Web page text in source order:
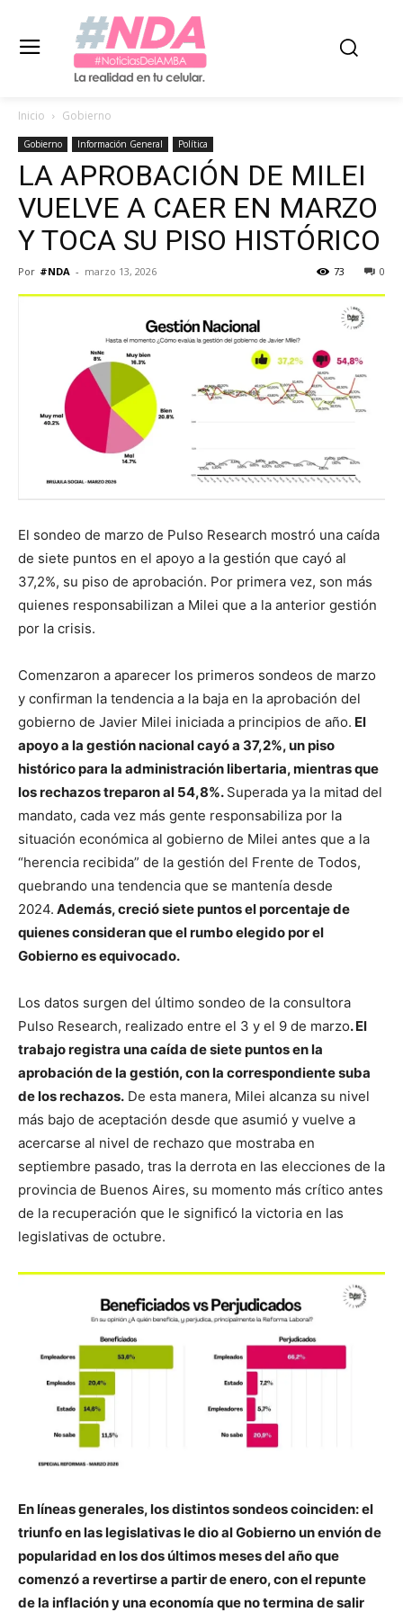
Inicio Gobierno
Gobierno Información General Política
LA APROBACIÓN DE MILEI
VUELVE A CAER EN MARZO
Y TOCA SU PISO HISTÓRICO
Por #NDA - marzo 13, 2026 0
73
El sondeo de marzo de Pulso Research mostró una caída
de siete puntos en el apoyo a la gestión que cayó al
37,2%, su piso de aprobación. Por primera vez, son más
quienes responsabilizan a Milei que a la anterior gestión
por la crisis.
Comenzaron a aparecer los primeros sondeos de marzo
y confirman la tendencia a la baja en la aprobación del
gobierno de Javier Milei iniciada a principios de año. El
apoyo a la gestión nacional cayó a 37,2%, un piso
histórico para la administración libertaria, mientras que
los rechazos treparon al 54,8%. Superada ya la mitad del
mandato, cada vez más gente responsabiliza por la
situación económica al gobierno de Milei antes que a la
“herencia recibida” de la gestión del Frente de Todos,
quebrando una tendencia que se mantenía desde
2024. Además, creció siete puntos el porcentaje de
quienes consideran que el rumbo elegido por el
Gobierno es equivocado.
Los datos surgen del último sondeo de la consultora
Pulso Research, realizado entre el 3 y el 9 de marzo. El
trabajo registra una caída de siete puntos en la
aprobación de la gestión, con la correspondiente suba
de los rechazos. De esta manera, Milei alcanza su nivel
más bajo de aceptación desde que asumió y vuelve a
acercarse al nivel de rechazo que mostraba en
septiembre pasado, tras la derrota en las elecciones de la
provincia de Buenos Aires, su momento más crítico antes
de la recuperación que le significó la victoria en las
legislativas de octubre.
En líneas generales, los distintos sondeos coinciden: el
triunfo en las legislativas le dio al Gobierno un envión de
popularidad en los dos últimos meses del año que
comenzó a revertirse a partir de enero, con el repunte
de la inflación y una economía que no termina de salir